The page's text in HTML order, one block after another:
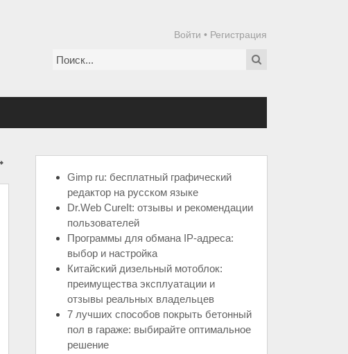
Войти • Регистрация
Gimp ru: бесплатный графический
редактор на русском языке
Dr.Web CureIt: отзывы и рекомендации
пользователей
Программы для обмана IP-адреса:
выбор и настройка
Китайский дизельный мотоблок:
преимущества эксплуатации и
отзывы реальных владельцев
7 лучших способов покрыть бетонный
пол в гараже: выбирайте оптимальное
решение